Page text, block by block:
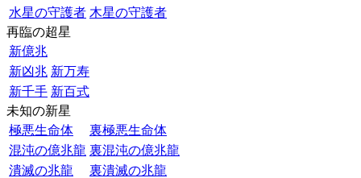
水星の守護者 木星の守護者
再臨の超星
新億兆
新凶兆 新万寿
新千手 新百式
未知の新星
極悪生命体
裏極悪生命体
混沌の億兆龍 裏混沌の億兆龍
潰滅の兆龍
裏潰滅の兆龍